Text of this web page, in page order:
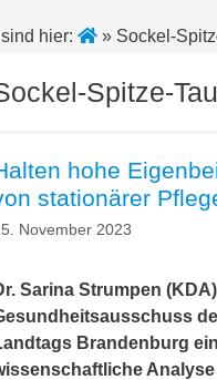
hier: » Sockel-
Spitze-
hohe
stationärer
November 2023
Sarina Strumpen
Brandenburg